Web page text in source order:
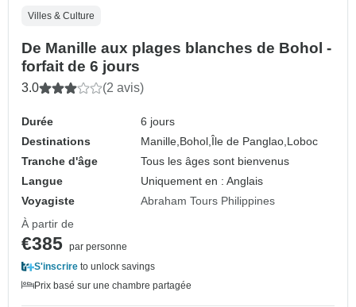
Villes & Culture
De Manille aux plages blanches de Bohol -
forfait de 6 jours
3.0 (2 avis)
Durée
6 jours
Destinations
Manille,Bohol,Île de Panglao,Loboc
Tranche d'âge
Tous les âges sont bienvenus
Langue
Uniquement en : Anglais
Voyagiste
Abraham Tours Philippines
À partir de
€385 par personne
S'inscrire to unlock savings
Prix basé sur une chambre partagée